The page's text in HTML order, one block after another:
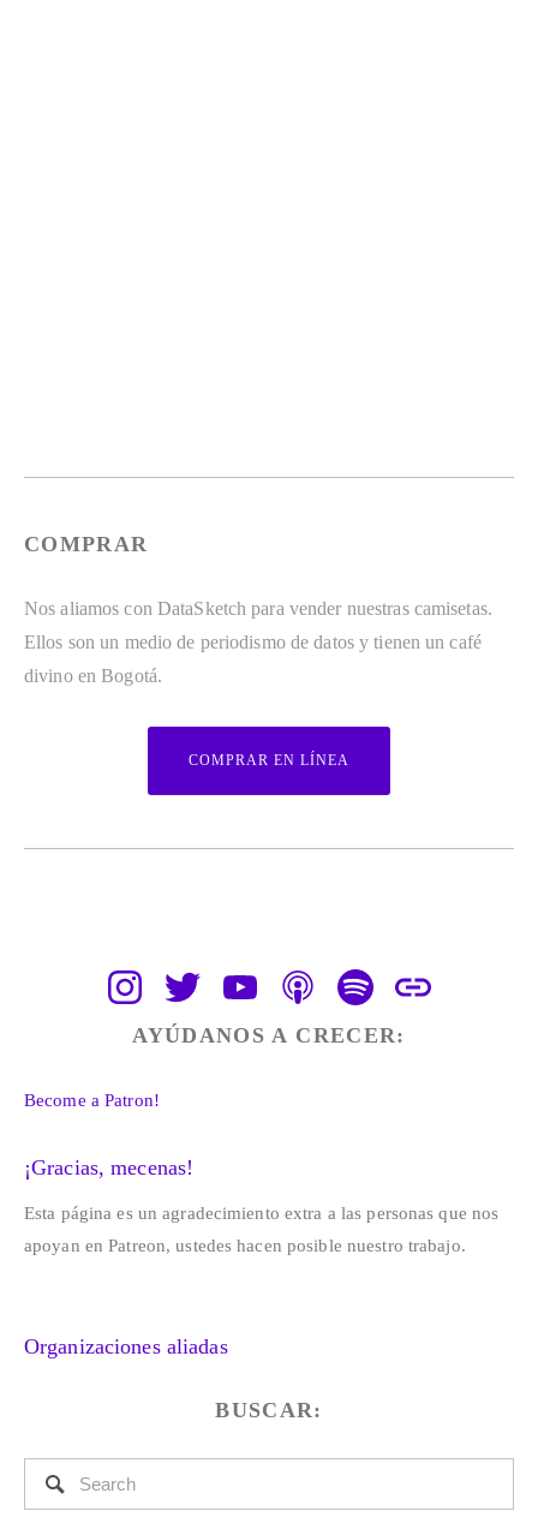
COMPRAR
Nos aliamos con DataSketch para vender nuestras camisetas.
Ellos son un medio de periodismo de datos y tienen un café
divino en Bogotá.
COMPRAR EN LÍNEA
AYÚDANOS A CRECER:
Become a Patron!
¡Gracias, mecenas!
Esta página es un agradecimiento extra a las personas que nos
apoyan en Patreon, ustedes hacen posible nuestro trabajo.
Organizaciones aliadas
BUSCAR: